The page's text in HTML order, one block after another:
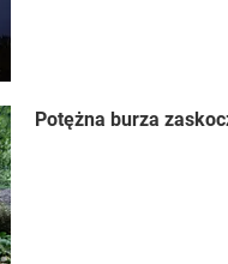
Potężna burza